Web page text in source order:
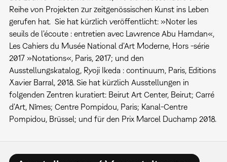
Reihe von Projekten zur zeitgenössischen Kunst ins Leben
gerufen hat. Sie hat kürzlich veröffentlicht: »Noter les
seuils de l'écoute : entretien avec Lawrence Abu Hamdan«,
Les Cahiers du Musée National d'Art Moderne, Hors -série
2017 »Notations«, Paris, 2017; und den
Ausstellungskatalog, Ryoji Ikeda : continuum, Paris, Editions
Xavier Barral, 2018. Sie hat kürzlich Ausstellungen in
folgenden Zentren kuratiert: Beirut Art Center, Beirut; Carré
d'Art, Nîmes; Centre Pompidou, Paris; Kanal-Centre
Pompidou, Brüssel; und für den Prix Marcel Duchamp 2018.